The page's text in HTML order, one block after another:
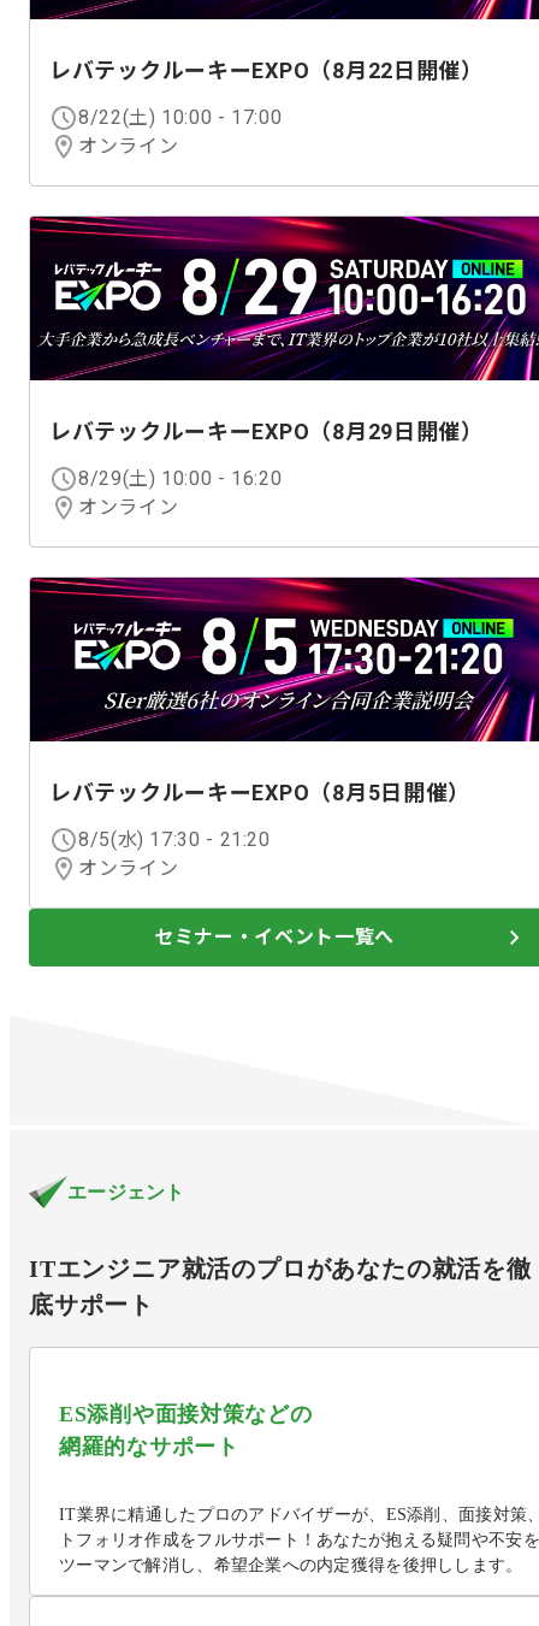
レバテックルーキーEXPO（8月22日開催）
8/22(土) 10:00 - 17:00
オンライン
レバテックルーキーEXPO（8月29日開催）
8/29(土) 10:00 - 16:20
オンライン
レバテックルーキーEXPO（8月5日開催）
8/5(水) 17:30 - 21:20
オンライン
セミナー・イベント一覧へ
エージェント
ITエンジニア就活のプロがあなたの就活を徹
底サポート
ES添削や面接対策などの
網羅的なサポート
IT業界に精通したプロのアドバイザーが、ES添削、面接対策
トフォリオ作成をフルサポート！あなたが抱える疑問や不安
ツーマンで解消し、希望企業への内定獲得を後押しします。